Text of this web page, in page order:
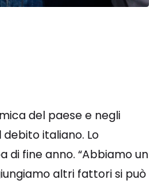
del paese e negli
italiano. Lo
fine anno. “Abbiamo un
altri fattori si può